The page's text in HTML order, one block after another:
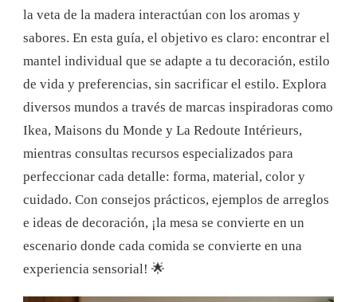
la veta de la madera interactúan con los aromas y
sabores. En esta guía, el objetivo es claro: encontrar el
mantel individual que se adapte a tu decoración, estilo
de vida y preferencias, sin sacrificar el estilo. Explora
diversos mundos a través de marcas inspiradoras como
Ikea, Maisons du Monde y La Redoute Intérieurs,
mientras consultas recursos especializados para
perfeccionar cada detalle: forma, material, color y
cuidado. Con consejos prácticos, ejemplos de arreglos
e ideas de decoración, ¡la mesa se convierte en un
escenario donde cada comida se convierte en una
experiencia sensorial! 🌟